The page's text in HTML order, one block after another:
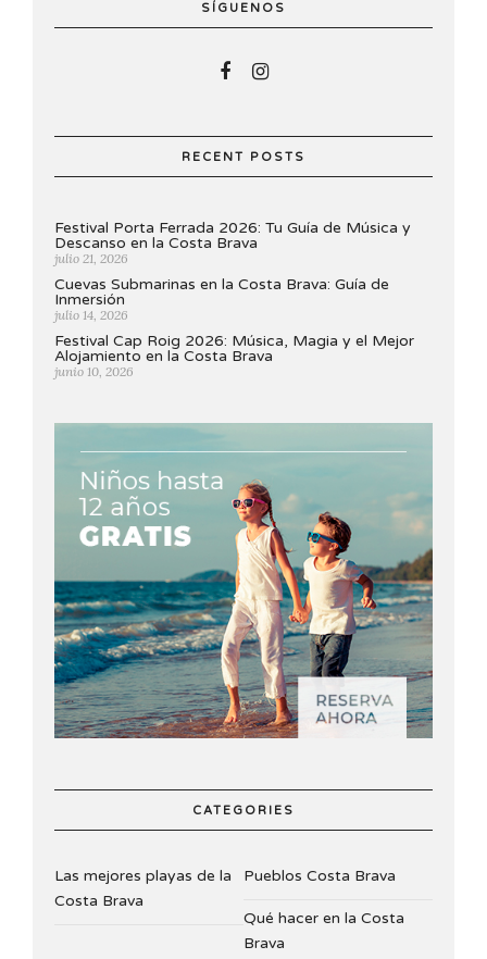
SÍGUENOS
RECENT POSTS
Festival Porta Ferrada 2026: Tu Guía de Música y
Descanso en la Costa Brava
julio 21, 2026
Cuevas Submarinas en la Costa Brava: Guía de
Inmersión
julio 14, 2026
Festival Cap Roig 2026: Música, Magia y el Mejor
Alojamiento en la Costa Brava
junio 10, 2026
CATEGORIES
Las mejores playas de la
Costa Brava
Pueblos Costa Brava
Qué hacer en la Costa
Brava